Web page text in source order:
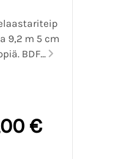
9,2 m 5 cm
BDF...
€